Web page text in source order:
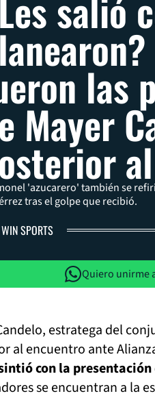
las
Mayer
'azucarero' también se
tras el golpe que recibió.
SPORTS
Quiero unirme
estratega del
al encuentro ante
con la presentación
se encuentran a la